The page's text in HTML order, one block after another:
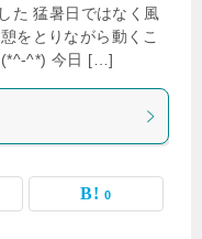
た 猛暑日ではなく風
をとりながら動くこ
(*^-^*) 今日 […]
0